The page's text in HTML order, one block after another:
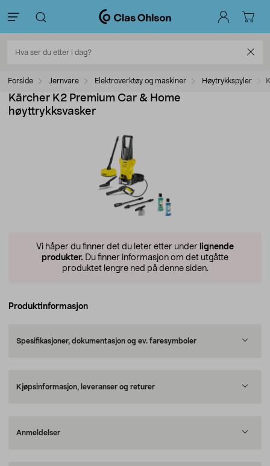
Forside Jernvare Elektroverktøy og maskiner Høytrykkspyler
Kärcher K2 Premium Car & Home
høyttrykksvasker
Vi håper du finner det du leter etter under lignende
produkter. Du finner informasjon om det utgåtte
produktet lengre ned på denne siden.
Produktinformasjon
Spesifikasjoner, dokumentasjon og ev. faresymboler
Kjøpsinformasjon, leveranser og returer
Anmeldelser